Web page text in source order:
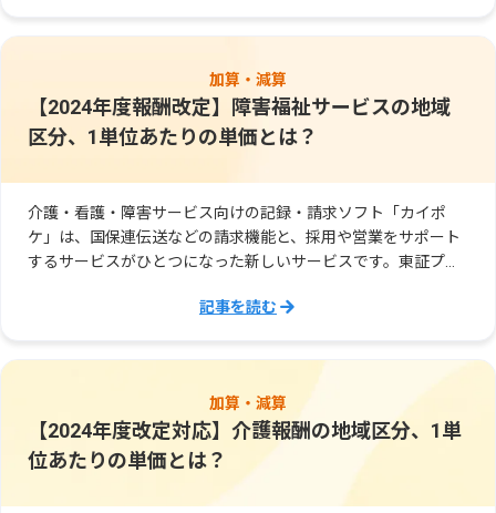
加算・減算
【2024年度報酬改定】障害福祉サービスの地域
区分、1単位あたりの単価とは？
介護・看護・障害サービス向けの記録・請求ソフト「カイポ
ケ」は、国保連伝送などの請求機能と、採用や営業をサポート
するサービスがひとつになった新しいサービスです。東証プラ
記事を読む
加算・減算
【2024年度改定対応】介護報酬の地域区分、1単
位あたりの単価とは？